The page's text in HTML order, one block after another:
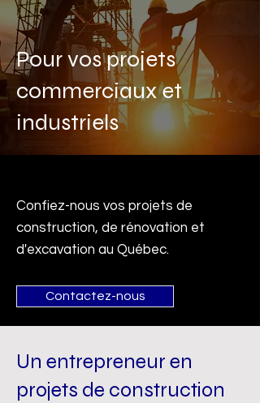
Pour vos projets
commerciaux et
industriels
Confiez-nous vos projets de
construction, de rénovation et
d'excavation au Québec.
Contactez-nous
Un entrepreneur en
projets de construction